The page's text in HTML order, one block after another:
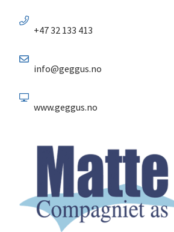
+47 32 133 413
info@geggus.no
www.geggus.no